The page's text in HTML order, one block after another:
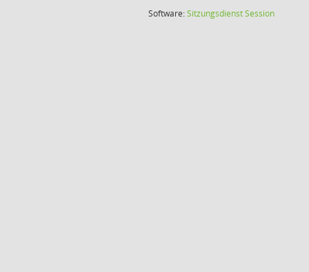
Software:SitzungsdienstSession(Wird in